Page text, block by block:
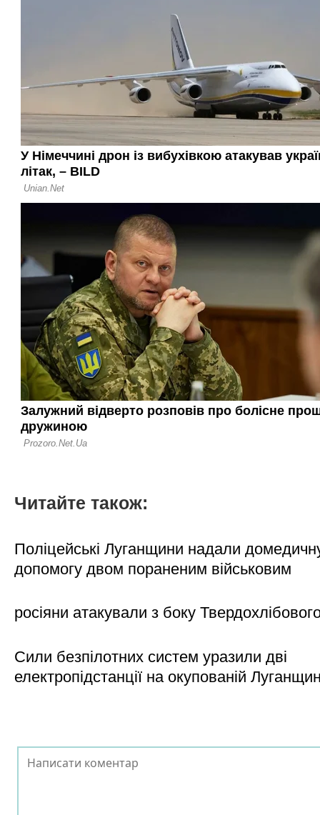
Читайте також:
Поліцейські Луганщини надали
допомогу двом пораненим військовим
росіяни атакували з боку
Сили безпілотних систем уразили дві
електропідстанції на окупованій